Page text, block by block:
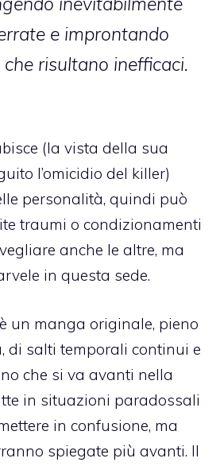
e improntando
risultano inefficaci.
(la vista della sua
l’omicidio del killer)
personalità, quindi può
traumi o condizionamenti
anche le altre, ma
in questa sede.
un manga originale, pieno
di salti temporali continui e
che si va avanti nella
in situazioni paradossali
in confusione, ma
spiegate più avanti. Il